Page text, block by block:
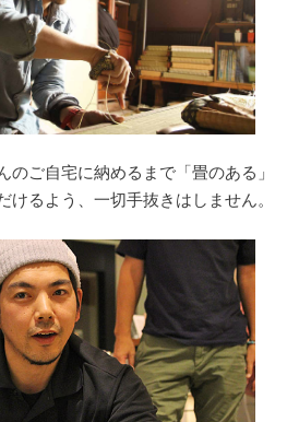
のご自宅に納めるまで「畳のある」
けるよう、一切手抜きはしません。